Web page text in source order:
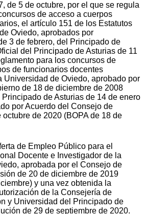
de 5 de octubre, por el que se regula
de acceso a cuerpos
el artículo 151 de los Estatutos
Oviedo, aprobados por
3 de febrero, del Principado de
del Principado de Asturias de 11
para los concursos de
de funcionarios docentes
Universidad de Oviedo, aprobado por
de 18 de diciembre de 2008
de Asturias de 14 de enero
por Acuerdo del Consejo de
de 2020 (BOPA de 18 de
de Empleo Público para el
Docente e Investigador de la
aprobada por el Consejo de
de 20 de diciembre de 2019
y una vez obtenida la
de la Consejería de
y Universidad del Principado de
de 29 de septiembre de 2020.